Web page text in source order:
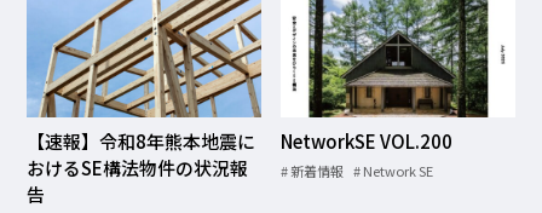
【速報】令和8年熊本地震に
おけるSE構法物件の状況報
告
NetworkSE VOL.200
新着情報 Network SE